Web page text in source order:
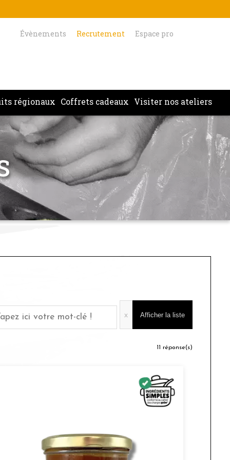
Évènements Recrutement Espace pro
régionaux Coffrets cadeaux Visiter nos ateliers
x
11 réponse(s)